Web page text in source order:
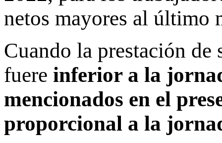
netos mayores al último
Cuando la prestación
fuere inferior a la
mencionados en el
proporcional a la